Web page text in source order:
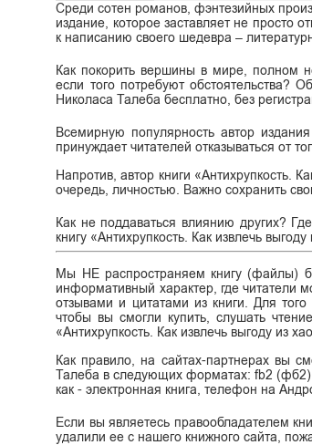
Среди сотен романов, фэнтезийных
издание, которое заставляет не просто
к написанию своего шедевра –
Как покорить вершины в мире, полном
если того потребуют обстоятельства?
Николаса Талеба бесплатно, без
Всемирную популярность автор
принуждает читателей отказываться от
Напротив, автор книги «Антихрупкость.
очередь, личностью. Важно сохранить
Как не поддаваться влиянию других?
книгу «Антихрупкость. Как извлечь
Мы НЕ распространяем книгу (файлы)
информативный характер, где читатели
отзывами и цитатами из книги. Для
чтобы вы смогли купить, слушать
«Антихрупкость. Как извлечь выгоду из
Как правило, на сайтах-партнерах вы
Талеба в следующих форматах: fb2 (фб2),
как - электронная книга, телефон на
Если вы являетесь правообладателем
удалили ее с нашего книжного сайта,